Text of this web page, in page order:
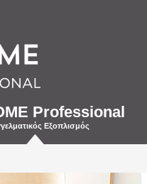
Professional
Εξοπλισμός